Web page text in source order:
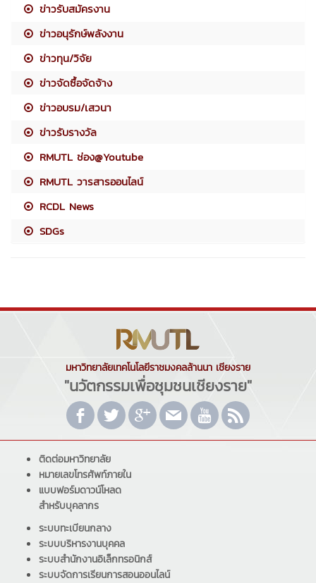
ข่าวรับสมัครงาน
ข่าวอนุรักษ์พลังงาน
ข่าวทุน/วิจัย
ข่าวจัดซื้อจัดจ้าง
ข่าวอบรม/เสวนา
ข่าวรับรางวัล
RMUTL ช่อง@Youtube
RMUTL วารสารออนไลน์
RCDL News
SDGs
มหาวิทยาลัยเทคโนโลยีราชมงคลล้านนา เชียงราย
"นวัตกรรมเพื่อชุมชนเชียงราย"
ติดต่อมหาวิทยาลัย
หมายเลขโทรศัพท์ภายใน
แบบฟอร์มดาวน์โหลด
สำหรับบุคลากร
ระบบทะเบียนกลาง
ระบบบริหารงานบุคคล
ระบบสำนักงานอิเล็กทรอนิกส์
ระบบจัดการเรียนการสอนออนไลน์